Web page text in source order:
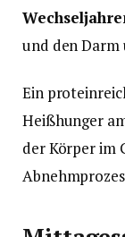
und den
Ein
Heißhunger
der Körper im